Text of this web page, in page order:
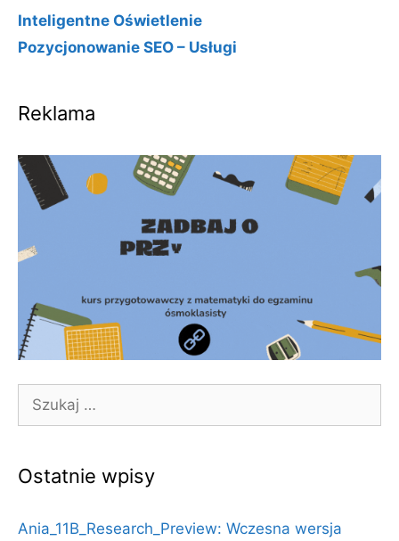
Inteligentne Oświetlenie
Pozycjonowanie SEO – Usługi
Reklama
Szukaj:
Ostatnie wpisy
Ania_11B_Research_Preview: Wczesna wersja